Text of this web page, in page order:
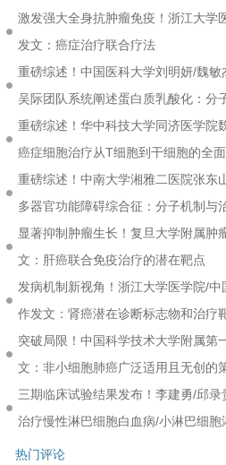
激发强大全身抗肿瘤免疫！浙江大学
发文：癌症治疗联合疗法
重磅综述！中国医科大学刘明妍/魏
吴际团队系统阐述蛋白质乳酸化：分
重磅综述！华中科技大学同济医学院
癌症细胞治疗从T细胞到干细胞的全
重磅综述！中南大学湘雅二医院张东
多器官功能障碍综合征：分子机制与
显著抑制肿瘤生长！复旦大学附属肿
文：肝癌联合免疫治疗的潜在靶点
发病机制新视角！浙江大学医学院/
作发文：肾癌潜在诊断标志物和治疗
突破局限！中国科学技术大学附属第
文：非小细胞肺癌广泛适用且无创的
三期临床试验结果发布！李建勇/邱
治疗慢性淋巴细胞白血病/小淋巴细
热门评论